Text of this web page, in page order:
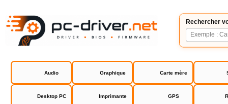
Rechercher
Audio Graphique Carte mère
Desktop PC Imprimante GPS